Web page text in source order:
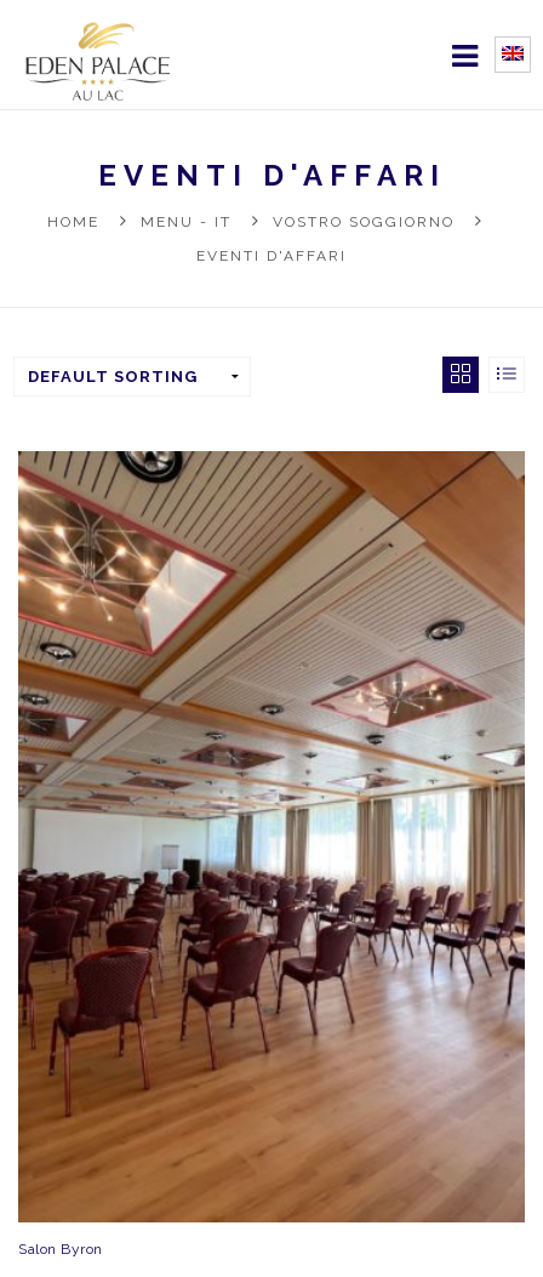
EVENTI D'AFFARI
HOME MENU - IT
VOSTRO SOGGIORNO
EVENTI D'AFFARI
Salon Byron